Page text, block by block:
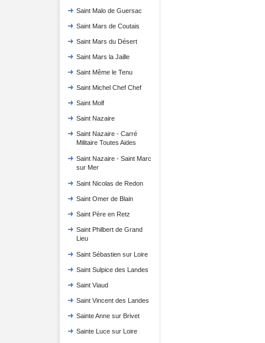
Saint Malo de Guersac
Saint Mars de Coutais
Saint Mars du Désert
Saint Mars la Jaille
Saint Même le Tenu
Saint Michel Chef Chef
Saint Molf
Saint Nazaire
Saint Nazaire - Carré
Militaire Toutes Aides
Saint Nazaire - Saint Marc
sur Mer
Saint Nicolas de Redon
Saint Omer de Blain
Saint Père en Retz
Saint Philbert de Grand
Lieu
Saint Sébastien sur Loire
Saint Sulpice des Landes
Saint Viaud
Saint Vincent des Landes
Sainte Anne sur Brivet
Sainte Luce sur Loire